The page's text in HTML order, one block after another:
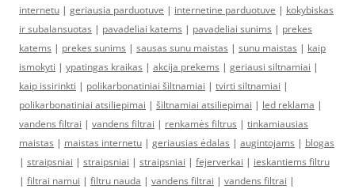
internetu | geriausia parduotuve | internetine parduotuve | kokybiskas
ir subalansuotas | pavadeliai katems | pavadeliai sunims | prekes
katems | prekes sunims | sausas sunu maistas | sunu maistas | kaip
ismokyti | ypatingas kraikas | akcija prekems | geriausi siltnamiai |
kaip issirinkti | polikarbonatiniai šiltnamiai | tvirti siltnamiai |
polikarbonatiniai atsiliepimai | šiltnamiai atsiliepimai | led reklama |
vandens filtrai | vandens filtrai | renkamės filtrus | tinkamiausias
maistas | maistas internetu | geriausias ėdalas | augintojams | blogas
| straipsniai | straipsniai | straipsniai | fejerverkai | ieskantiems filtru
| filtrai namui | filtru nauda | vandens filtrai | vandens filtrai |